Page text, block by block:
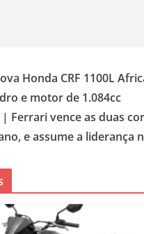
Honda CRF 1100L
e motor de 1.084cc
Ferrari vence as duas
e assume a liderança